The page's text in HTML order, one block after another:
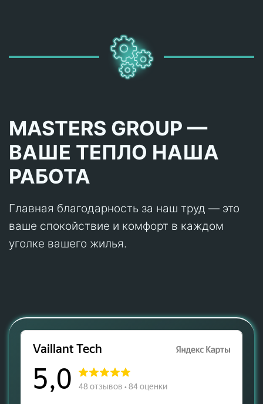
MASTERS GROUP —
ВАШЕ ТЕПЛО НАША
РАБОТА
Главная благодарность за наш труд — это
ваше спокойствие и комфорт в каждом
уголке вашего жилья.